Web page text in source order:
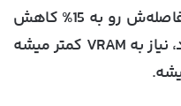
به 11% می‌رسه، RTX 4070 هم فاصله‌ش رو به 15% کاهش
میده. هرچی رزولوشن پایین میاد، نیاز به VRAM کمتر میشه